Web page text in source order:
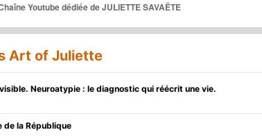
Youtube dédiée de JULIETTE SAVAËTE
Art of Juliette
Neuroatypie : le diagnostic qui réécrit une vie.
de la République